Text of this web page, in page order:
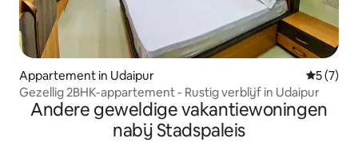
Appartement in Udaipur
5 (7)
Gezellig 2BHK-appartement - Rustig verblijf in Udaipur
Andere geweldige vakantiewoningen
nabij Stadspaleis